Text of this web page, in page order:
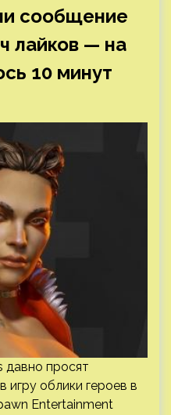
сообщение
лайков — на
10 минут
давно просят
игру облики героев в
Entertainment